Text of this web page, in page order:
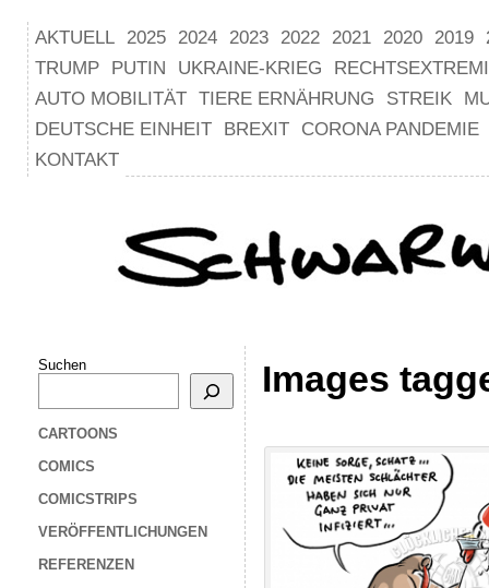
AKTUELL 2025 2024 2023 2022 2021 2020 2019
TRUMP
PUTIN UKRAINE-KRIEG
AUTO MOBILITÄT TIERE ERNÄHRUNG STREIK
DEUTSCHE EINHEIT
BREXIT
CORONA PANDEMIE
KONTAKT
Suchen
CARTOONS
COMICS
COMICSTRIPS
VERÖFFENTLICHUNGEN
REFERENZEN
Images